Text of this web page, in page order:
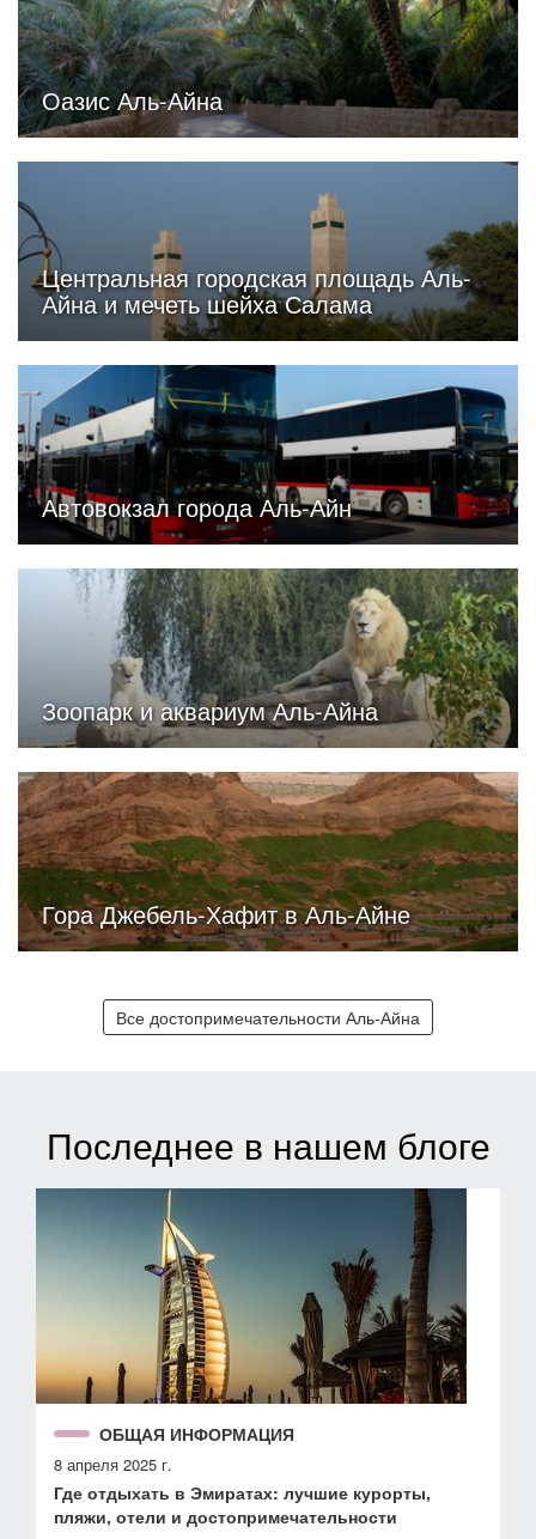
Оазис Аль-Айна
Центральная городская площадь Аль-
Айна и мечеть шейха Салама
Автовокзал города Аль-Айн
Зоопарк и аквариум Аль-Айна
Гора Джебель-Хафит в Аль-Айне
Все достопримечательности Аль-Айна
Последнее в нашем блоге
ОБЩАЯ ИНФОРМАЦИЯ
8 апреля 2025 г.
Где отдыхать в Эмиратах: лучшие курорты,
пляжи, отели и достопримечательности